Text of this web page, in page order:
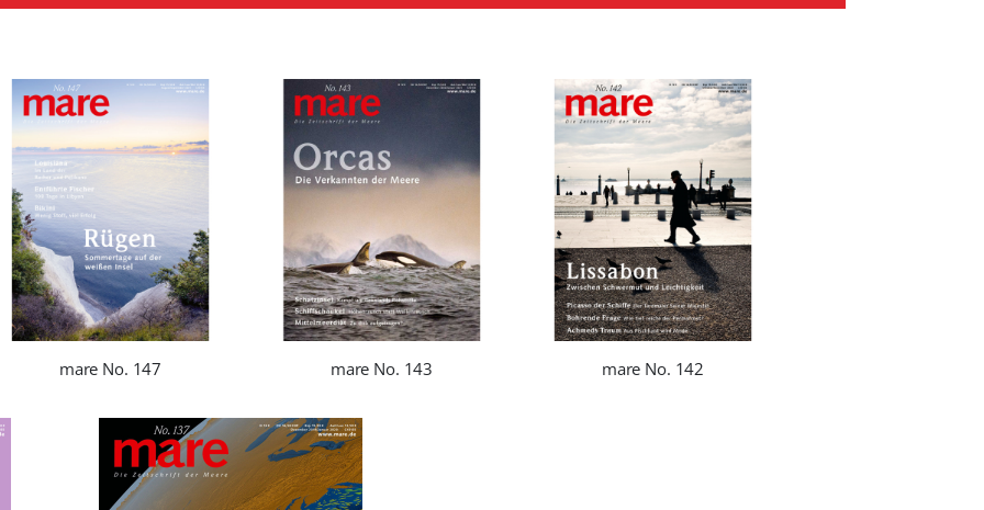
mare No. 147 mare No. 143 mare No. 142